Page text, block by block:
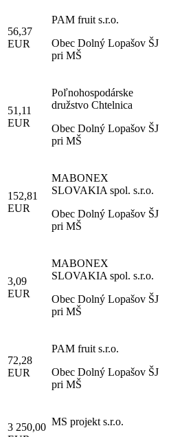
56,37
EUR
PAM fruit s.r.o.
Obec Dolný Lopašov ŠJ
pri MŠ
51,11
EUR
Poľnohospodárske
družstvo Chtelnica
Obec Dolný Lopašov ŠJ
pri MŠ
152,81
EUR
MABONEX
SLOVAKIA spol. s.r.o.
Obec Dolný Lopašov ŠJ
pri MŠ
3,09
EUR
MABONEX
SLOVAKIA spol. s.r.o.
Obec Dolný Lopašov ŠJ
pri MŠ
72,28
EUR
PAM fruit s.r.o.
Obec Dolný Lopašov ŠJ
pri MŠ
3 250,00 MS projekt s.r.o.